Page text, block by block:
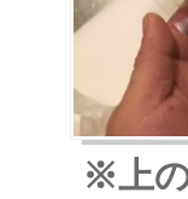
※上